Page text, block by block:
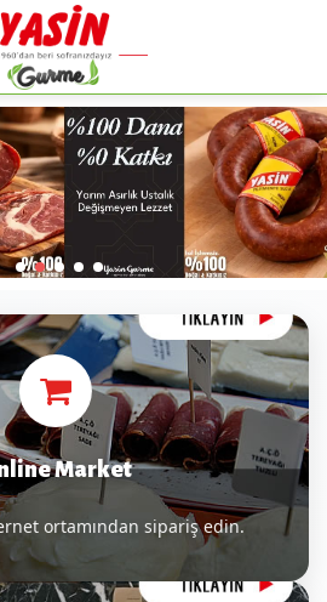
Market
ortamından sipariş edin.